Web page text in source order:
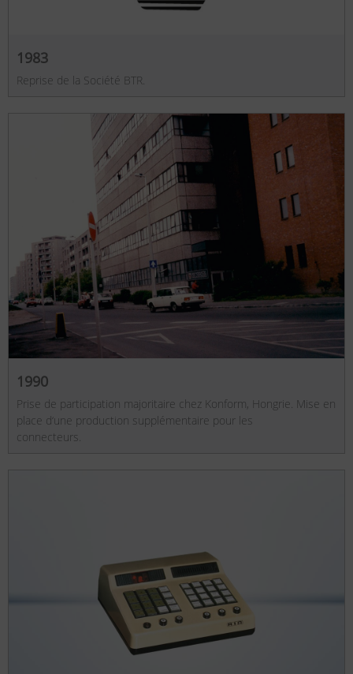
1983
Reprise de la Société BTR.
1990
Prise de participation majoritaire chez Konform, Hongrie. Mise en
place d‘une production supplémentaire pour les
connecteurs.